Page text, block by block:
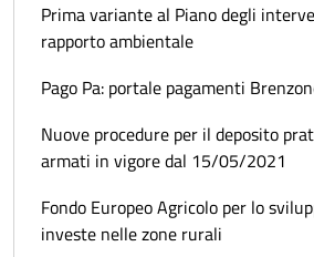
Prima variante al Piano degli
rapporto ambientale
Pago Pa: portale pagamenti
Nuove procedure per il deposito
armati in vigore dal 15/05/2021
Fondo Europeo Agricolo per lo
investe nelle zone rurali